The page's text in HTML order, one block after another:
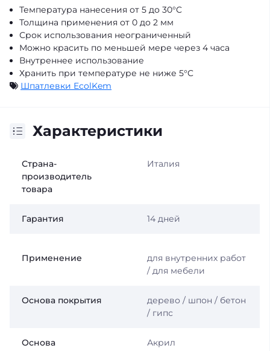
Температура нанесения от 5 до 30°C
Толщина применения от 0 до 2 мм
Срок использования неограниченный
Можно красить по меньшей мере через 4 часа
Внутреннее использование
Хранить при температуре не ниже 5°C
Шпатлевки EcolKem
Характеристики
Страна-
производитель
товара
Италия
Гарантия 14 дней
Применение
для внутренних работ
/ для мебели
Основа покрытия
дерево / шпон / бетон
/ гипс
Основа Акрил